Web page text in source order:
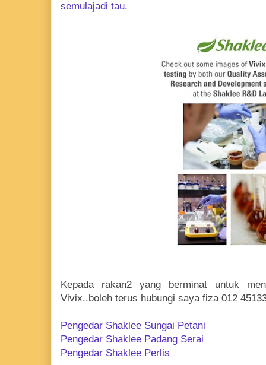
semulajadi tau.
Kepada rakan2 yang berminat untuk
Vivix..boleh terus hubungi saya fiza 012
Pengedar Shaklee Sungai Petani
Pengedar Shaklee Padang Serai
Pengedar Shaklee Perlis